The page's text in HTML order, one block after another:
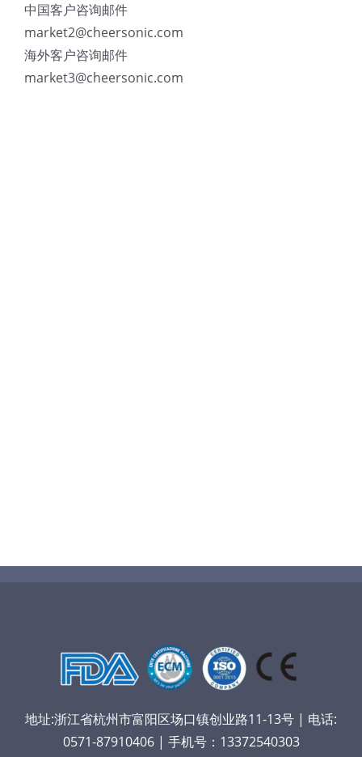
中国客户咨询邮件
market2@cheersonic.com
海外客户咨询邮件
market3@cheersonic.com
地址:浙江省杭州市富阳区场口镇创业路11-13号 | 电话:
0571-87910406 | 手机号：13372540303